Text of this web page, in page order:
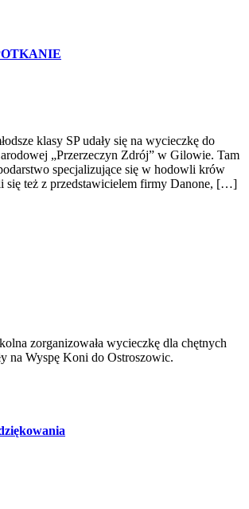
klasy SP udały się na wycieczkę do
„Przerzeczyn Zdrój” w Gilowie. Tam
specjalizujące się w hodowli krów
się też z przedstawicielem firmy Danone, […]
zorganizowała wycieczkę dla chętnych
na Wyspę Koni do Ostroszowic.